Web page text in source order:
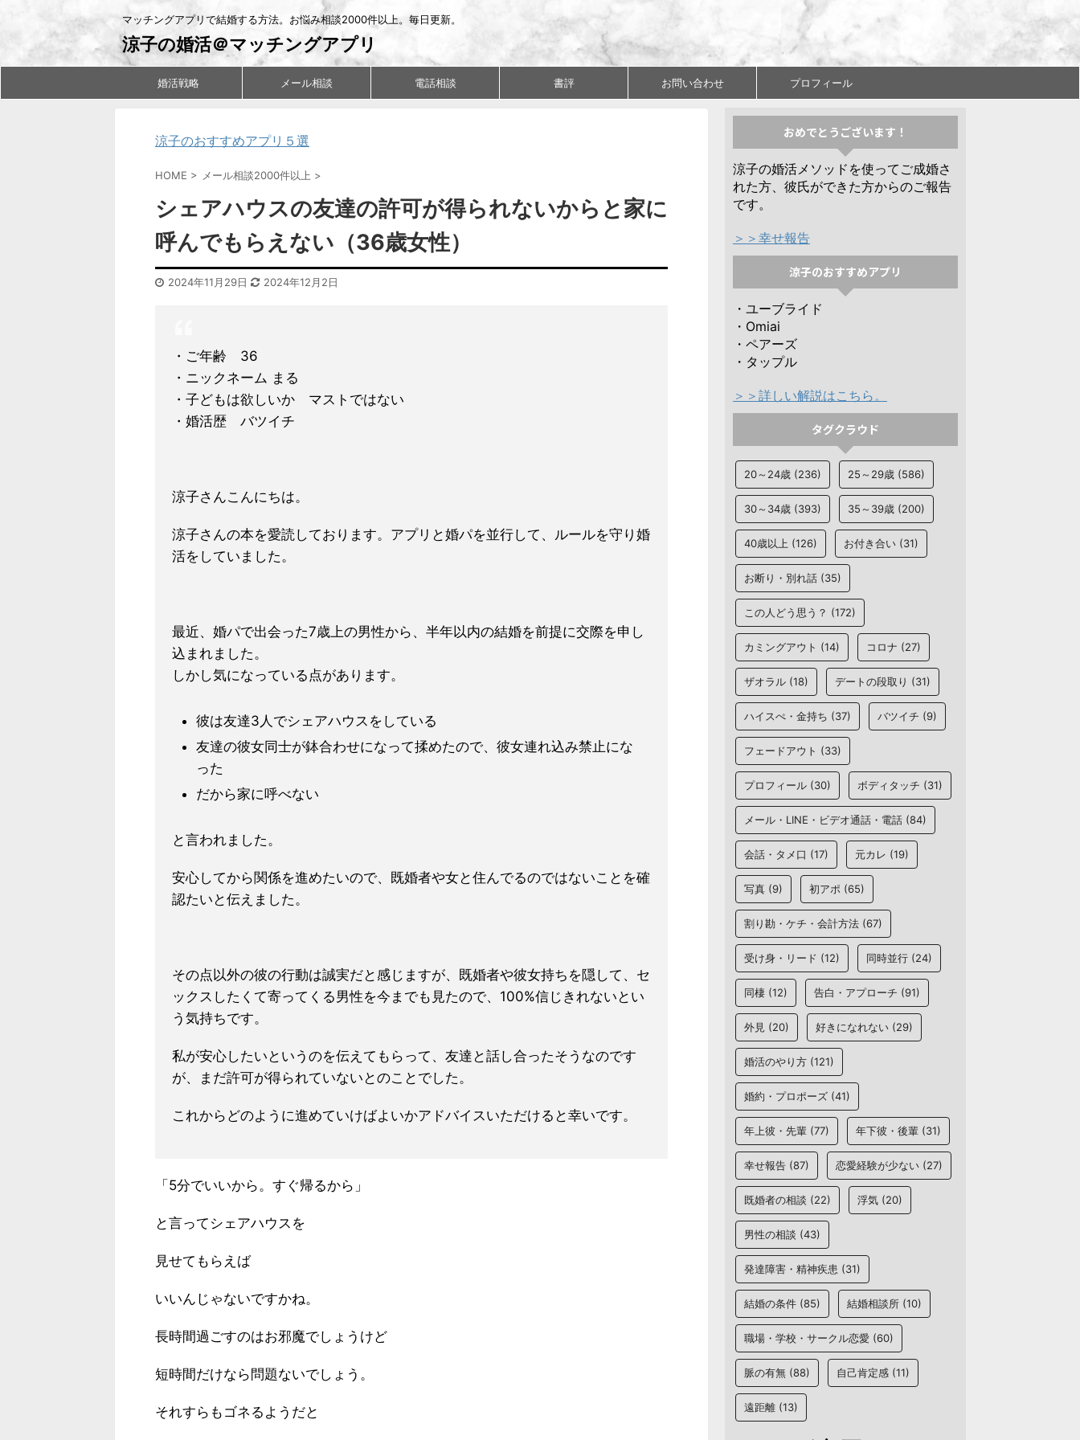
マッチングアプリで結婚する方法。お悩み相談2000件以上。毎日更新。
涼子の婚活＠マッチングアプリ
婚活戦略 メール相談 電話相談 書評 お問い合わせ プロフィール
涼子のおすすめアプリ５選
HOME > メール相談2000件以上 >
シェアハウスの友達の許可が得られないからと家に
呼んでもらえない（36歳女性）
2024年11月29日 2024年12月2日
・ご年齢 36
・ニックネーム まる
・子どもは欲しいか マストではない
・婚活歴 バツイチ
涼子さんこんにちは。
涼子さんの本を愛読しております。アプリと婚パを並行して、ルールを守り婚
活をしていました。
最近、婚パで出会った7歳上の男性から、半年以内の結婚を前提に交際を申し
込まれました。
しかし気になっている点があります。
彼は友達3人でシェアハウスをしている
友達の彼女同士が鉢合わせになって揉めたので、彼女連れ込み禁止にな
った
だから家に呼べない
と言われました。
安心してから関係を進めたいので、既婚者や女と住んでるのではないことを確
認たいと伝えました。
その点以外の彼の行動は誠実だと感じますが、既婚者や彼女持ちを隠して、セ
ックスしたくて寄ってくる男性を今 までも見たので、100%信じきれないとい
う気持ちです。
私が安心したいというのを伝えてもらって、友達と話し合ったそう なのです
が、まだ許可が得られていないとのことでした。
これからどのように進めていけばよいかアドバイスいただけると幸いです。
「5分でいいから。すぐ帰るから」
と言ってシェアハウスを
見せてもらえば
いいんじゃないですかね。
長時間過ごすのはお邪魔でしょうけど
短時間だけなら問題ないでしょう。
それすらもゴネるようだと
おめでとうございます！
涼子の婚活メソッドを使ってご成婚さ
れた方、彼氏ができた方からのご報告
です。
＞＞幸せ報告
涼子のおすすめアプリ
・ユーブライド
・Omiai
・ペアーズ
・タップル
＞＞詳しい解説はこちら。
タグクラウド
20～24歳 (236) 25～29歳 (586)
30～34歳 (393) 35～39歳 (200)
40歳以上 (126) お付き合い (31)
お断り・別れ話 (35)
この人どう思う？ (172)
カミングアウト (14) コロナ (27)
ザオラル (18) デートの段取り (31)
ハイスぺ・金持ち (37) バツイチ (9)
フェードアウト (33)
プロフィール (30) ボディタッチ (31)
メール・LINE・ビデオ通話・電話 (84)
会話・タメ口 (17) 元カレ (19)
写真 (9) 初アポ (65)
割り勘・ケチ・会計方法 (67)
受け身・リード (12) 同時並行 (24)
同棲 (12) 告白・アプローチ (91)
外見 (20) 好きになれない (29)
婚活のやり方 (121)
婚約・プロポーズ (41)
年上彼・先輩 (77) 年下彼・後輩 (31)
幸せ報告 (87) 恋愛経験が少ない (27)
既婚者の相談 (22) 浮気 (20)
男性の相談 (43)
発達障害・精神疾患 (31)
結婚の条件 (85) 結婚相談所 (10)
職場・学校・サークル恋愛 (60)
脈の有無 (88) 自己肯定感 (11)
遠距離 (13)